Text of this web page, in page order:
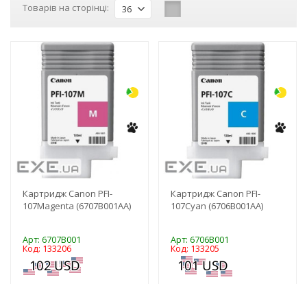
Товарів на сторінці: 36
Картридж Canon PFI-
107Magenta (6707B001AA)
Арт: 6707B001
Код: 133206
Картридж Canon PFI-
107Cyan (6706B001AA)
Арт: 6706B001
Код: 133205